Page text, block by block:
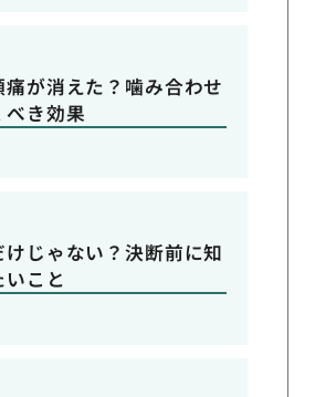
痛が消えた？噛み合わせ
べき効果
けじゃない？決断前に知
いこと